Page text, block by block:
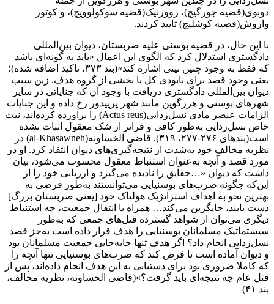
دوبوی(قضیه جورگیچ)، زوورنیک(قضیه سوکولوویچ)، و کوتور
واروش(قضیه کوشلیچ) تایید کردند.
با این حال، در قضیه بوسنی علیه صربستان، دیوان بین‌المللی
دادگستری استدلال کرد که الگوی این اعمال «باید به گونه‌ای باشد
که فقط به وجود چنین نیتی اشاره کند»(بند ۳۷۳، تاکید اضافه شده)؛
یعنی وجود قصد برای نابودی کل یا بخشی از گروه هدف. زین سبب
دیوان بین‌المللی دادگستری دریافت با وجود آن که جنایاتی در سایر
شهرهای بوسنی و هرزگوین مانند شهر پرییدور رخ داده و این جنایات
الزامات عنصر مادی نسل‌زدایی(Actus reus) را برآورده کرده‌اند، نیت
خاص نسل‌زدایی به‌طور کافی و فراتر از شک معقول اثبات نشده
است(بندهای ۲۷۶-۲۷۷، ۳۱۹). قاضی الخساونه(al-Khasawneh) در
نظریه مخالف خود به‌شدت از نتیجه‌گیری‌های دیوان انتقاد کرد. او در
مورد قصد و آنچه به‌عنوان استنباط معقول محسوب می‌شود، بیان
داشت که دیوان «…حقایق را نادیده می‌گیرد و ارزیابی خود را از
این‌که چگونه صرب‌های بوسنیایی می‌توانستند به‌طور فرضی به
بهترین نحو به اهداف استراتژیک هولناک خود [یعنی صربستان بزرگ]
دست یابند، جایگزین می‌کند… همراه با انتقال جمعیت، چه استنباط
دیگری می‌توان از شواهد گسترده قتل‌های جمعی که به‌طور
سیستماتیک مسلمانان بوسنیایی را هدف قرار داده است به‌جز قصد
نسل‌زدایی انجام داد؟ اگر هدف تنها جابه‌جایی جمعیت مسلمانان بود
و دیوان آماده است تا فرض کند که صرب‌های بوسنیایی تنها آنچه را
که کاملا ضروری بود برای دستیابی به این هدف انجام داده‌اند، پس از
قتل عام چه نتیجه‌ای باید گرفت؟»(قاضی الخساونه، نظریه مخالف،
بند ۴۱)